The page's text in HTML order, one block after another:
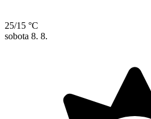
25/15 °C
sobota 8. 8.